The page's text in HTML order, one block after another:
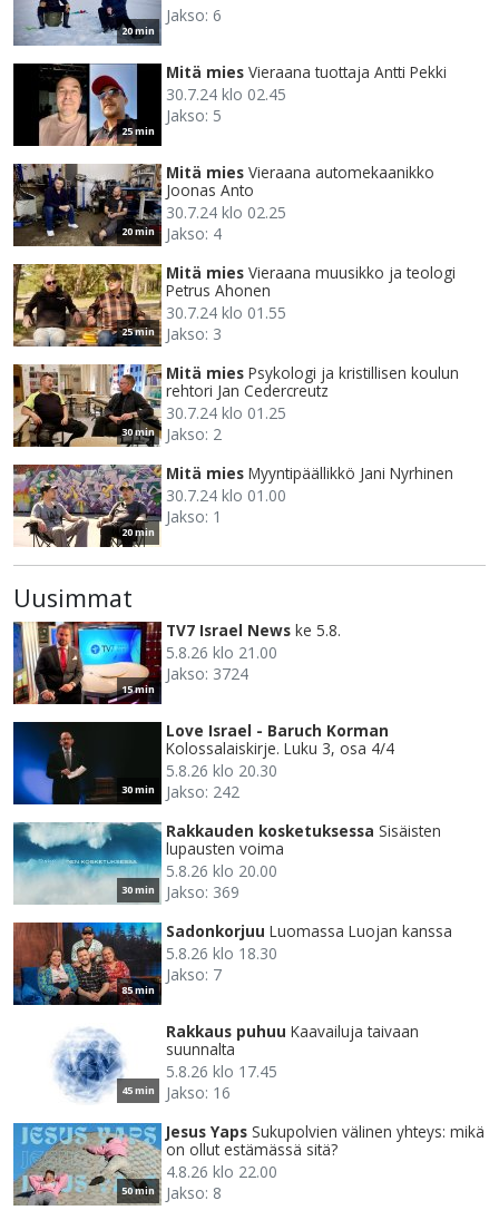
20 min
Jakso: 6
25 min
Mitä mies Vieraana tuottaja Antti Pekki
30.7.24 klo 02.45
Jakso: 5
20 min
Mitä mies Vieraana automekaanikko
Joonas Anto
30.7.24 klo 02.25
Jakso: 4
25 min
Mitä mies Vieraana muusikko ja teologi
Petrus Ahonen
30.7.24 klo 01.55
Jakso: 3
30 min
Mitä mies Psykologi ja kristillisen koulun
rehtori Jan Cedercreutz
30.7.24 klo 01.25
Jakso: 2
20 min
Mitä mies Myyntipäällikkö Jani Nyrhinen
30.7.24 klo 01.00
Jakso: 1
Uusimmat
15 min
TV7 Israel News ke 5.8.
5.8.26 klo 21.00
Jakso: 3724
30 min
Love Israel - Baruch Korman
Kolossalaiskirje. Luku 3, osa 4/4
5.8.26 klo 20.30
Jakso: 242
30 min
Rakkauden kosketuksessa Sisäisten
lupausten voima
5.8.26 klo 20.00
Jakso: 369
85 min
Sadonkorjuu Luomassa Luojan kanssa
5.8.26 klo 18.30
Jakso: 7
45 min
Rakkaus puhuu Kaavailuja taivaan
suunnalta
5.8.26 klo 17.45
Jakso: 16
50 min
Jesus Yaps Sukupolvien välinen yhteys: mikä
on ollut estämässä sitä?
4.8.26 klo 22.00
Jakso: 8